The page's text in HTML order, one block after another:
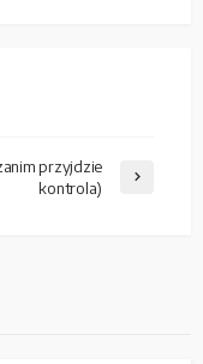
przyjdzie
kontrola)